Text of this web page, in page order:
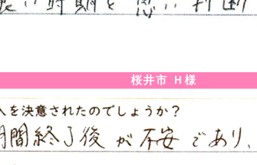
桜井市 Ｈ様